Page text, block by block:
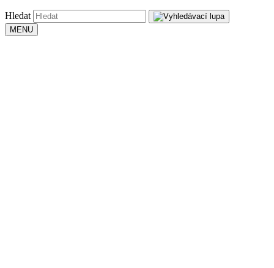
Hledat
MENU